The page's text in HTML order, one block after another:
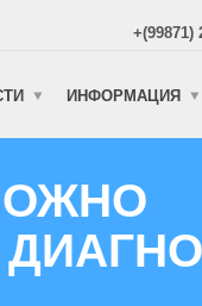
+(99871)
ИНФОРМАЦИЯ